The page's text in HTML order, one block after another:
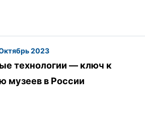
2023
технологии — ключ к
музеев в России